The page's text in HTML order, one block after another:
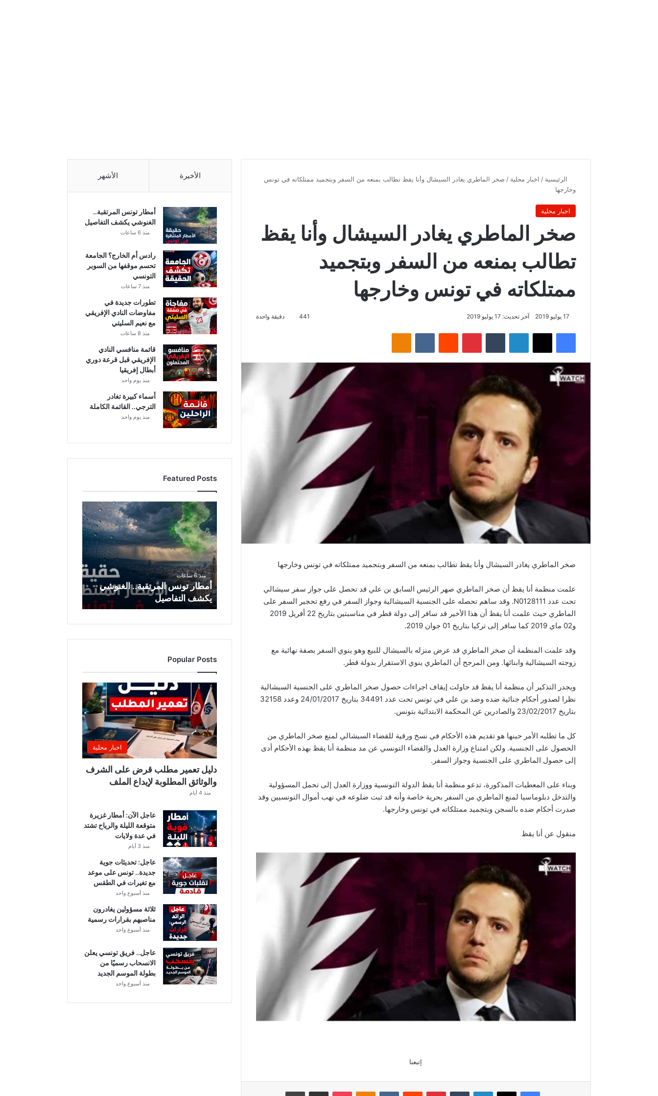
الرئيسية / اخبار محلية / صخر الماطري يغادر السيشال وأنا يقظ تطالب بمنعه من السفر وبتجميد ممتلكاته في تونس
وخارجها
اخبار محلية
صخر الماطري يغادر السيشال وأنا يقظ
تطالب بمنعه من السفر وبتجميد
ممتلكاته في تونس وخارجها
17 يوليو 2019 آخر تحديث: 17 يوليو 2019 441 دقيقة واحدة
فيسبوك لينكدإن بينتيريست
صخر الماطري يغادر السيشال وأنا يقظ تطالب بمنعه من السفر وبتجميد ممتلكاته في تونس وخارجها
علمت منظمة أنا يقظ أن صخر الماطري صهر الرئيس السابق بن علي قد تحصل على جواز سفر سيشالي
تحت عدد N0128111. وقد ساهم تحصله على الجنسية السيشالية وجواز السفر في رفع تحجير السفر على
الماطري حيث علمت أنا يقظ أن هذا الأخير قد سافر إلى دولة قطر في مناسبتين بتاريخ 22 أفريل 2019
و02 ماي 2019 كما سافر إلى تركيا بتاريخ 01 جوان 2019.
وقد علمت المنظمة أن صخر الماطري قد عرض منزله بالسيشال للبيع وهو ينوي السفر بصفة نهائية مع
زوجته السيشالية وابنائها. ومن المرجح أن الماطري ينوي الاستقرار بدولة قطر.
ويجدر التذكير أن منظمة أنا يقظ قد حاولت إيقاف اجراءات حصول صخر الماطري على الجنسية السيشالية
نظرا لصدور أحكام جنائية ضده وضد بن علي في تونس تحت عدد 34491 بتاريخ 24/01/2017 وعدد 32158
بتاريخ 23/02/2017 والصادرين عن المحكمة الابتدائية بتونس.
كل ما تطلبه الأمر حينها هو تقديم هذه الأحكام في نسخ ورقية للقضاء السيشالي لمنع صخر الماطري من
الحصول على الجنسية. ولكن امتناع وزارة العدل والقضاء التونسي عن مد منظمة أنا يقظ بهذه الأحكام أدى
إلى حصول الماطري على الجنسية وجواز السفر.
وبناء على المعطيات المذكورة، تدعو منظمة أنا يقظ الدولة التونسية ووزارة العدل إلى تحمل المسؤولية
والتدخل دبلوماسيا لمنع الماطري من السفر بحرية خاصة وأنه قد ثبت ضلوعه في نهب أموال التونسيين وقد
صدرت أحكام ضده بالسجن وبتجميد ممتلكاته في تونس وخارجها.
منقول عن أنا يقظ
إتبعنا
فيسبوك لينكدإن بينتيريست
الأخيرة الأشهر
أمطار تونس المرتقبة..
الغنوشي يكشف التفاصيل
منذ 6 ساعات
رادس أم الخارج؟ الجامعة
تحسم موقفها من السوبر
التونسي
منذ 7 ساعات
تطورات جديدة في
مفاوضات النادي الإفريقي
مع نعيم السليتي
منذ 8 ساعات
قائمة منافسي النادي
الإفريقي قبل قرعة دوري
أبطال إفريقيا
منذ يوم واحد
أسماء كبيرة تغادر
الترجي.. القائمة الكاملة
منذ يوم واحد
Featured Posts
م
ا
ر
ت
و
س
ا
ل
ت
ب
ة
.
ا
ل
غ
ن
و
ش
ي
ك
ا
ل
ت
ف
ا
ص
ي
ل
منذ 6 ساعات
أمطار تونس المرتقبة.. الغنوشي
يكشف التفاصيل
Popular Posts
اخبار محلية
دليل تعمير مطلب قرض على الشرف
والوثائق المطلوبة لإيداع الملف
منذ 4 أيام
عاجل الآن: أمطار غزيرة
متوقعة الليلة والرياح تشتد
في عدة ولايات
منذ 3 أيام
عاجل: تحديثات جوية
جديدة.. تونس على موعد
مع تغيرات في الطقس
منذ أسبوع واحد
ثلاثة مسؤولين يغادرون
مناصبهم بقرارات رسمية
منذ أسبوع واحد
عاجل.. فريق تونسي يعلن
الانسحاب رسميًا من
بطولة الموسم الجديد
منذ أسبوع واحد